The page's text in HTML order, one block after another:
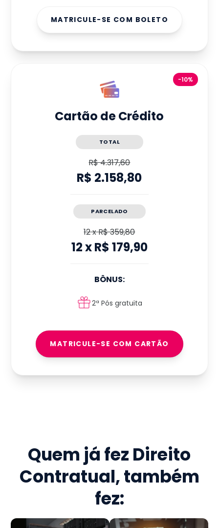
MATRICULE-SE COM BOLETO
-10%
Cartão de Crédito
TOTAL
R$ 4.317,60
R$ 2.158,80
PARCELADO
12xR$ 359,80
12xR$ 179,90
BÔNUS:
2ª Pós gratuita
MATRICULE-SE COM CARTÃO
Quem já fez Direito
Contratual, também
fez: